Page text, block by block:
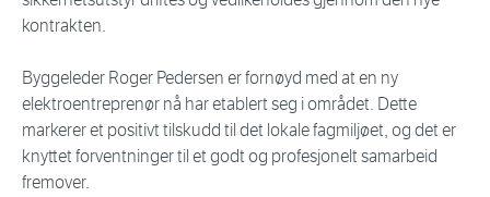
kontrakten.
Byggeleder Roger Pedersen er fornøyd med at en ny
elektroentreprenør nå har etablert seg i området. Dette
markerer et positivt tilskudd til det lokale fagmiljøet, og det er
knyttet forventninger til et godt og profesjonelt samarbeid
fremover.